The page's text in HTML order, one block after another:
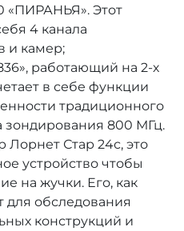
«ПИРАНЬЯ». Этот
4 канала
и камер;
работающий на 2-х
в себе функции
традиционного
зондирования 800 МГц.
Стар 24с, это
устройство чтобы
на жучки. Его, как
для обследования
конструкций и